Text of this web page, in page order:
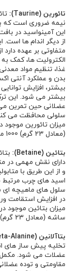
تائورین (Taurine):
نیمه ضروری است که
این آمینواسید در
از دیگر اندام ها
متفاوتی بر عهده
الکترولیت ها، کمک
غذا، تنظیم مواد
بدن و عملکرد آنتی
بیشتر، افزایش
بیشتر می شود. این
عضلانی حین تمرین
سلولی محافظت می
میزان تائورین
(معادل 23 گرم) 1000 میلی گرم می باشد.
بتائین (Betaine):
دارای نقش مهمی در
و از این طریق با
اسید های چرب مرتبط
سلول های ماهیچه ای
در افزایش استقامت
میزان بتائین موجود
ساشه (معادل 23 گرم) 2500 میلی گرم می باشد.
بتاآلانین (Beta-Alanine):
تخلیه پیش ساز های
عضلات می شود. مکمل
مقاومتی و توده